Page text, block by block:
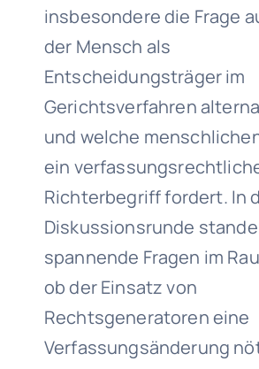
insbesondere die Frage
der Mensch als
Entscheidungsträger im
Gerichtsverfahren
und welche
ein
Richterbegriff fordert. In
Diskussionsrunde
spannende Fragen im
ob der Einsatz von
Rechtsgeneratoren eine
Verfassungsänderung